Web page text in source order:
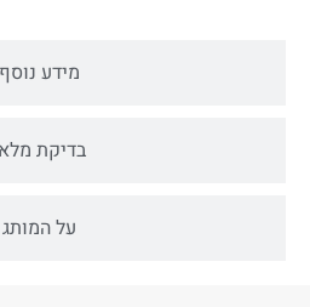
מידע נוסף
בדיקת
על המותג